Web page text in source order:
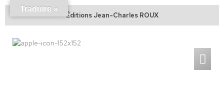
Éditions Jean-Charles ROUX
Traduire »